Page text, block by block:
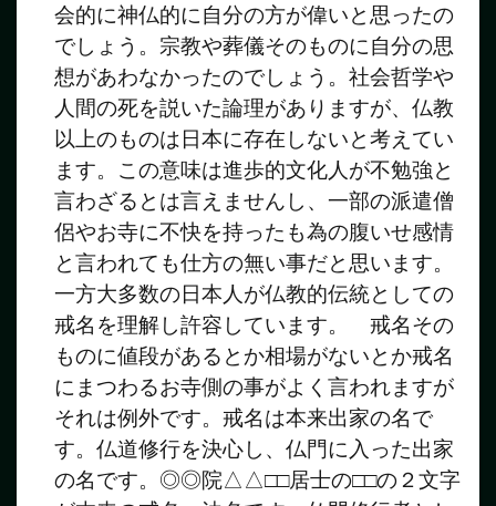
会的に神仏的に自分の方が偉いと思ったの
でしょう。宗教や葬儀そのものに自分の思
想があわなかったのでしょう。社会哲学や
人間の死を説いた論理がありますが、仏教
以上のものは日本に存在しないと考えてい
ます。この意味は進歩的文化人が不勉強と
言わざるとは言えませんし、一部の派遣僧
侶やお寺に不快を持ったも為の腹いせ感情
と言われても仕方の無い事だと思います。
一方大多数の日本人が仏教的伝統としての
戒名を理解し許容しています。 戒名その
ものに値段があるとか相場がないとか戒名
にまつわるお寺側の事がよく言われますが
それは例外です。戒名は本来出家の名で
す。仏道修行を決心し、仏門に入った出家
の名です。◎◎院△△□□居士の□□の２文字